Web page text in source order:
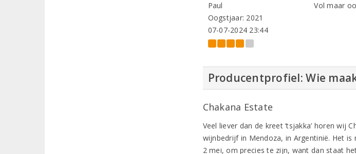
Paul
Oogstjaar: 2021
07-07-2024 23:44
Vol maar
Producentprofiel: Wie
Chakana Estate
Veel liever dan de kreet ‘tsjakka’ horen wij
wijnbedrijf in Mendoza, in Argentinië. Het is
2 mei, om precies te zijn, want dan staat